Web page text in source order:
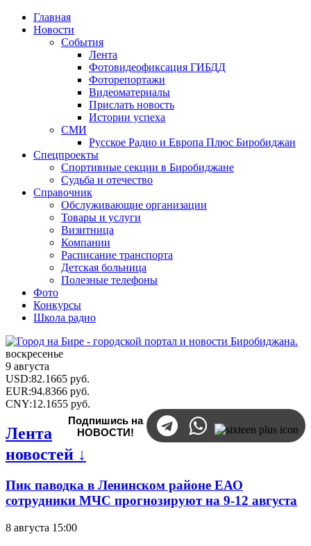
Главная
Новости
События
Лента
Фотовидеофиксация ГИБДД
Фоторепортажи
Видеоматериалы
Прислать новость
Истории успеха
СМИ
Русское Радио и Европа Плюс Биробиджан
Спецпроекты
Спортивные секции в Биробиджане
Судьба и отечество
Справочник
Обслуживающие организации
Товары и услуги
Визитница
Компании
Расписание транспорта
Детская больница
Полезные телефоны
Фото
Конкурсы
Школа радио
воскресенье
9 августа
USD:82.1665 руб.
EUR:94.8366 руб.
CNY:12.1655 руб.
Подпишись на
НОВОСТИ!
Лента
новостей ↓
Пик паводка в Ленинском районе ЕАО
сотрудники МЧС прогнозируют на 9-12 августа
8 августа 15:00